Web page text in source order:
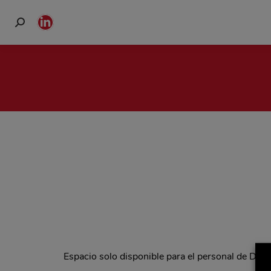
Buscar:
Linkedin
page
window
Espacio solo disponible para el personal de